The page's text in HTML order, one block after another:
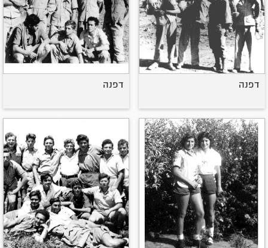
דפנה דפנה